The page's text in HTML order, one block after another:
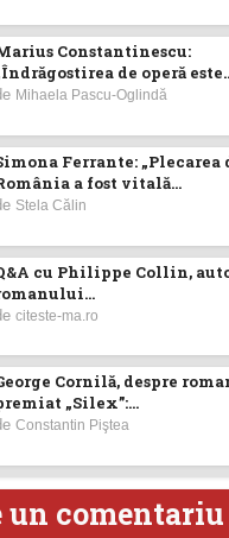
Constantinescu:
de operă
Mihaela Pascu-Oglindă
Ferrante: „Plecarea
a fost vitală...
Stela Călin
cu Philippe Collin,
citeste-ma.ro
Cornilă, despre
„Silex”:...
Constantin Piştea
un comentariu